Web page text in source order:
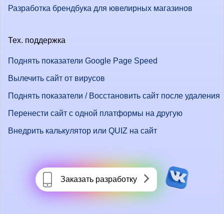
Разработка брендбука для ювелирных магазинов
Тех. поддержка
Поднять показатели Google Page Speed
Вылечить сайт от вирусов
Поднять показатели / Восстановить сайт после удаления
Перенести сайт с одной платформы на другую
Внедрить калькулятор или QUIZ на сайт
Заказать разработку